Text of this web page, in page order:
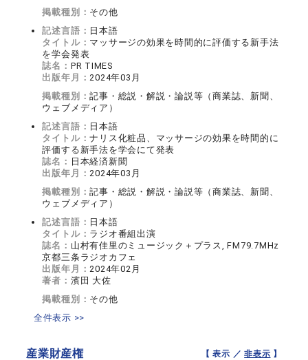
掲載種別： その他
記述言語： 日本語
タイトル： マッサージの効果を時間的に評価する新手法
を学会発表
誌名： PR TIMES
出版年月：2024年03月
掲載種別：記事・総説・解説・論説等（商業誌、新聞、
ウェブメディア）
記述言語： 日本語
タイトル：ナリス化粧品、マッサージの効果を時間的に
評価する新手法を学会にて発表
誌名： 日本経済新聞
出版年月：2024年03月
掲載種別：記事・総説・解説・論説等（商業誌、新聞、
ウェブメディア）
記述言語： 日本語
タイトル： ラジオ番組出演
誌名： 山村有佳里のミュージック＋プラス, FM79.7MHz
京都三条ラジオカフェ
出版年月：2024年02月
著者： 濱田 大佐
掲載種別： その他
全件表示 >>
産業財産権 【 表示 ／非表示 】